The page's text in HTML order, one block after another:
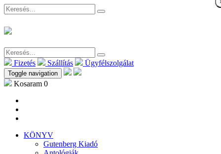
Fizetés Szállítás Ügyfélszolgálat
Toggle navigation
Kosaram 0
KÖNYV
Gutenberg Kiadó